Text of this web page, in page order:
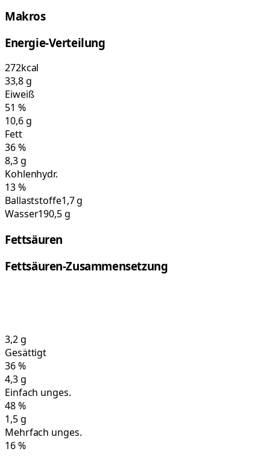
Makros
Energie-Verteilung
272kcal
33,8g
Eiweiß
51 %
10,6g
Fett
36%
8,3g
Kohlenhydr.
13%
Ballaststoffe1,7 g
Wasser190,5 g
Fettsäuren
Fettsäuren-Zusammensetzung
3,2g
Gesättigt
36%
4,3g
Einfach unges.
48%
1,5g
Mehrfach unges.
16%